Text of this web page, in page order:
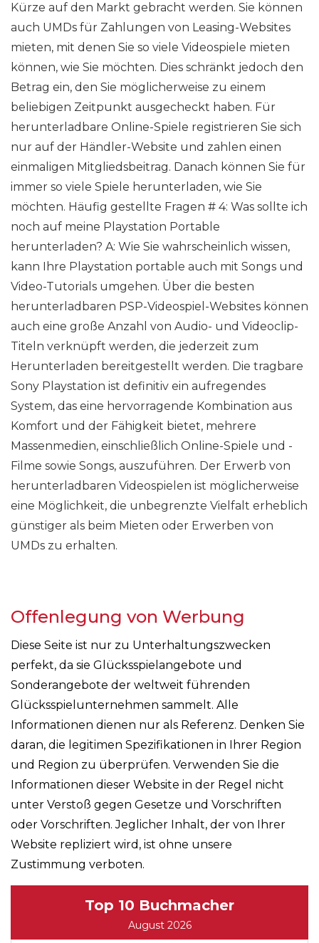
Kürze auf den Markt gebracht werden. Sie können
auch UMDs für Zahlungen von Leasing-Websites
mieten, mit denen Sie so viele Videospiele mieten
können, wie Sie möchten. Dies schränkt jedoch den
Betrag ein, den Sie möglicherweise zu einem
beliebigen Zeitpunkt ausgecheckt haben. Für
herunterladbare Online-Spiele registrieren Sie sich
nur auf der Händler-Website und zahlen einen
einmaligen Mitgliedsbeitrag. Danach können Sie für
immer so viele Spiele herunterladen, wie Sie
möchten. Häufig gestellte Fragen # 4: Was sollte ich
noch auf meine Playstation Portable
herunterladen? A: Wie Sie wahrscheinlich wissen,
kann Ihre Playstation portable auch mit Songs und
Video-Tutorials umgehen. Über die besten
herunterladbaren PSP-Videospiel-Websites können
auch eine große Anzahl von Audio- und Videoclip-
Titeln verknüpft werden, die jederzeit zum
Herunterladen bereitgestellt werden. Die tragbare
Sony Playstation ist definitiv ein aufregendes
System, das eine hervorragende Kombination aus
Komfort und der Fähigkeit bietet, mehrere
Massenmedien, einschließlich Online-Spiele und -
Filme sowie Songs, auszuführen. Der Erwerb von
herunterladbaren Videospielen ist möglicherweise
eine Möglichkeit, die unbegrenzte Vielfalt erheblich
günstiger als beim Mieten oder Erwerben von
UMDs zu erhalten.
Offenlegung von Werbung
Diese Seite ist nur zu Unterhaltungszwecken
perfekt, da sie Glücksspielangebote und
Sonderangebote der weltweit führenden
Glücksspielunternehmen sammelt. Alle
Informationen dienen nur als Referenz. Denken Sie
daran, die legitimen Spezifikationen in Ihrer Region
und Region zu überprüfen. Verwenden Sie die
Informationen dieser Website in der Regel nicht
unter Verstoß gegen Gesetze und Vorschriften
oder Vorschriften. Jeglicher Inhalt, der von Ihrer
Website repliziert wird, ist ohne unsere
Zustimmung verboten.
Top 10 Buchmacher
August 2026